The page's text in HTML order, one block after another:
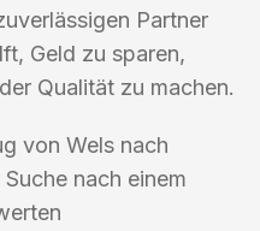
Partner
Geld zu sparen,
Qualität zu machen.
von Wels nach
nach einem